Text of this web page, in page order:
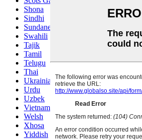
Shona
Sindhi
Sundanese
Swahili
Tajik
Tamil
Telugu
Thai
Ukrainian
Urdu
Uzbek
Vietnamese
Welsh
Xhosa
Yiddish